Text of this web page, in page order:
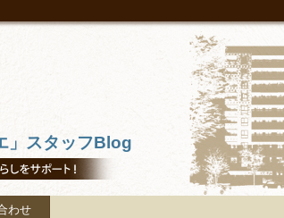
」スタッフBlog
わせ